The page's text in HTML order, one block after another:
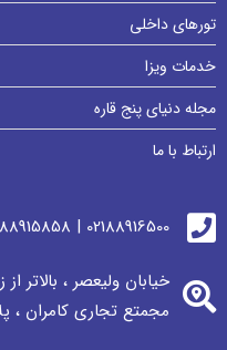
تورهای داخلی
خدمات ویزا
مجله دنیای پنج قاره
ارتباط با ما
02188916500 | 02188915858
خیابان ولیعصر ، بالاتر
مجمتع تجاری كامران ، پلاک 1930 ، طبقه